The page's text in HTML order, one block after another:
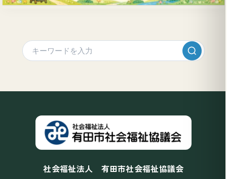
社会福祉法人 有田市社会福祉協議会